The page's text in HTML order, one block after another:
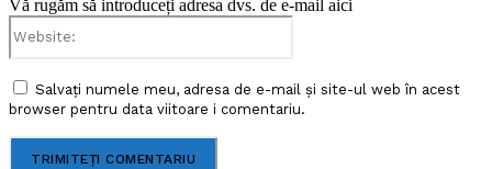
Vă rugăm să introduceți adresa dvs. de e-mail aici
Salvați numele meu, adresa de e-mail și site-ul web în acest
browser pentru data viitoare i comentariu.